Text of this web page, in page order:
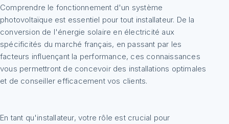
Comprendre le fonctionnement d'un système
photovoltaïque est essentiel pour tout installateur. De la
conversion de l'énergie solaire en électricité aux
spécificités du marché français, en passant par les
facteurs influençant la performance, ces connaissances
vous permettront de concevoir des installations optimales
et de conseiller efficacement vos clients.
En tant qu'installateur, votre rôle est crucial pour